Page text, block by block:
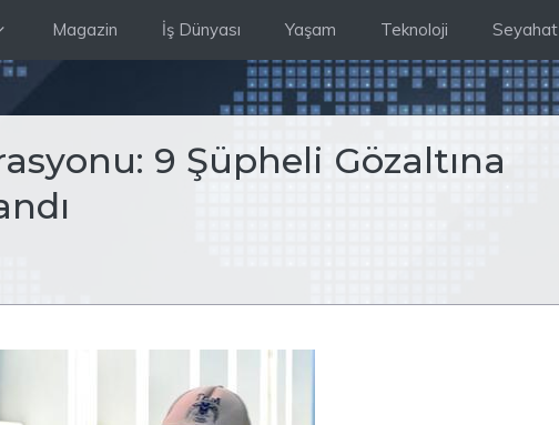
Magazin İş Dünyası Yaşam Teknoloji Seyahat
9 Şüpheli Gözaltına